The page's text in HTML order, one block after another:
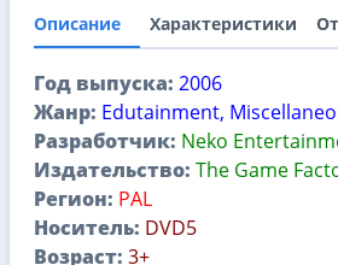
Описание Характеристики
Год выпуска: 2006
Жанр: Edutainment,
Разработчик: Neko
Издательство: The Game
Регион: PAL
Носитель: DVD5
Возраст: 3+